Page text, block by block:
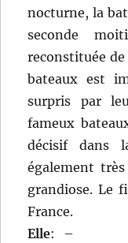
nocturne, la
seconde
reconstituée
bateaux est
surpris par
fameux
décisif dans
également
grandiose. Le
France.
Elle:
–